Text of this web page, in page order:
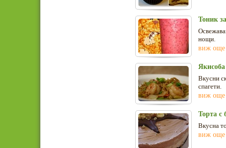
Тоник
нощи.
виж още
Вкусни
спагети.
виж още
Торта с
Вкусна
виж още